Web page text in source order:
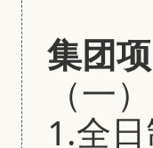
集团
（一
1.全